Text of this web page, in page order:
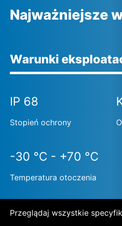
Najważniejsze
Warunki
IP 68
Stopień ochrony
-30 °C - +70 °C
Temperatura otoczenia
Przeglądaj wszystkie